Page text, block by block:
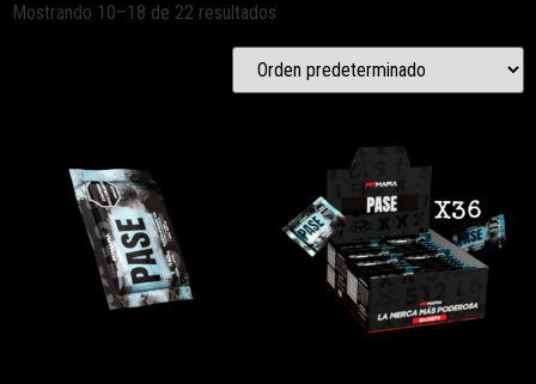
Mostrando 10–18 de 22 resultados